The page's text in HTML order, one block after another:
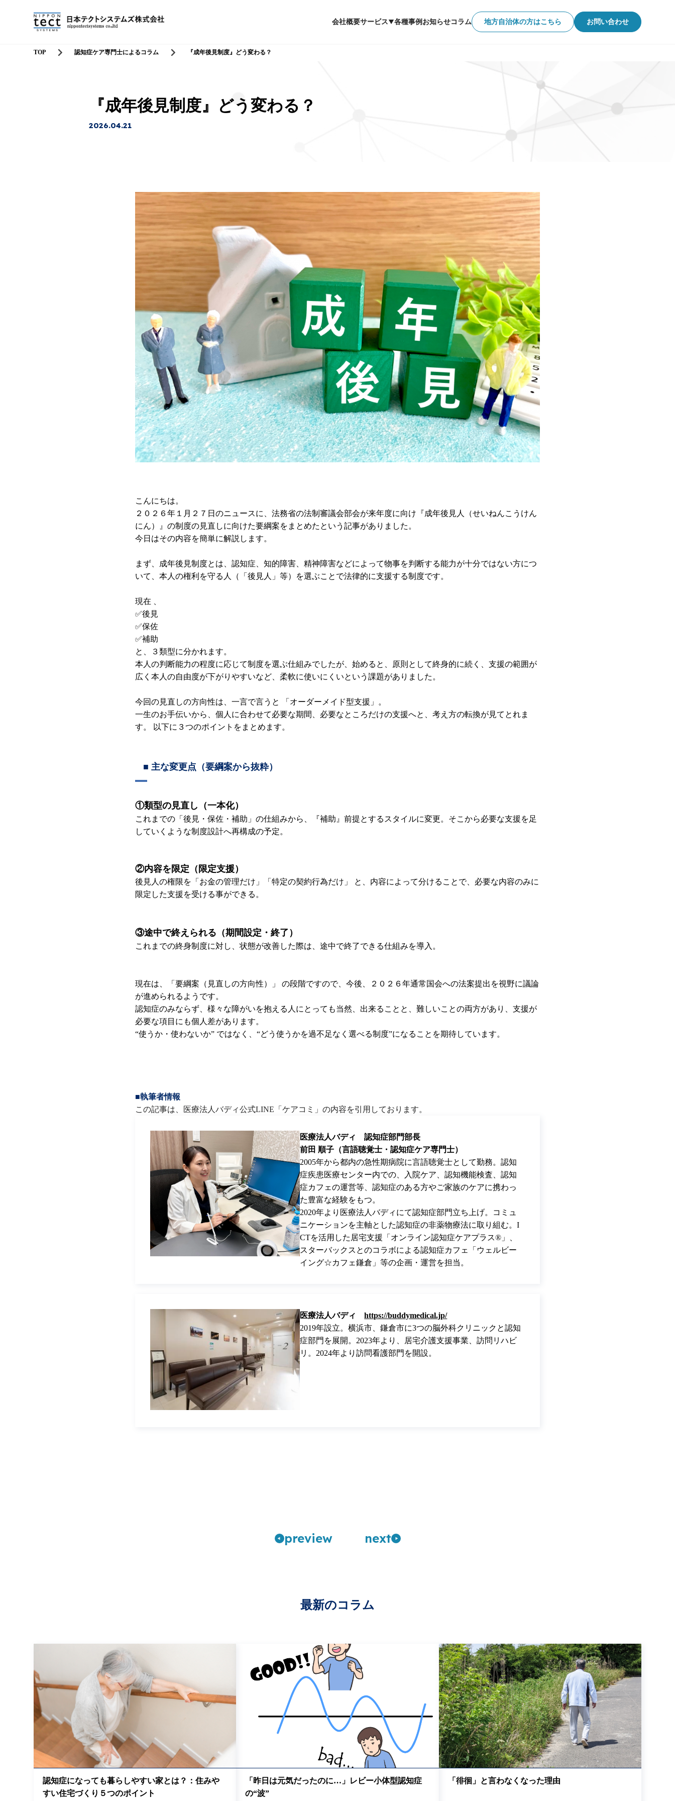
会社概要サービス 各種事例 お知らせコラム 地方自治体の方はこちら お問い合わせ
TOP 認知症ケア専門士によるコラム 『成年後見制度』どう変わる？
『成年後見制度』どう変わる？
2026.04.21
こんにちは。
２０２６年１月２７日のニュースに、法務省の法制審議会部会が来年度に向け『成年後見人（せいねんこうけん
にん）』の制度の見直しに向けた要綱案をまとめたという記事がありました。
今日はその内容を簡単に解説します。
まず、成年後見制度とは、認知症、知的障害、精神障害などによって物事を判断する能力が十分ではない方につ
いて、本人の権利を守る人（「後見人」等）を選ぶことで法律的に支援する制度です。
現在 、
✅後見
✅保佐
✅補助
と、３類型に分かれます。
本人の判断能力の程度に応じて制度を選ぶ仕組みでしたが、始めると、原則として終身的に続く、支援の範囲が
広く本人の自由度が下がりやすいなど、柔軟に使いにくいという課題がありました。
今回の見直しの方向性は、一言で言うと 「オーダーメイド型支援」。
一生のお手伝いから、個人に合わせて必要な期間、必要なところだけの支援へと、考え方の転換が見てとれま
す。 以下に３つのポイントをまとめます。
■ 主な変更点（要綱案から抜粋）
①類型の見直し（一本化）
これまでの「後見・保佐・補助」の仕組みから、『補助』前提とするスタイルに変更。そこから必要な支援を足
していくような制度設計へ再構成の予定。
②内容を限定（限定支援）
後見人の権限を「お金の管理だけ」「特定の契約行為だけ」 と、内容によって分けることで、必要な内容のみに
限定した支援を受ける事ができる。
③途中で終えられる（期間設定・終了）
これまでの終身制度に対し、状態が改善した際は、途中で終了できる仕組みを導入。
現在は、「要綱案（見直しの方向性）」 の段階ですので、今後、２０２６年通常国会への法案提出を視野に議論
が進められるようです。
認知症のみならず、様々な障がいを抱える人にとっても当然、出来ることと、難しいことの両方があり、支援が
必要な項目にも個人差があります。
“使うか・使わないか” ではなく、“どう使うかを過不足なく選べる制度”になることを期待しています。
■執筆者情報
この記事は、医療法人バディ公式LINE「ケアコミ」の内容を引用しております。
医療法人バディ 認知症部門部長
前田 順子（言語聴覚士・認知症ケア専門士）
2005年から都内の急性期病院に言語聴覚士として勤務。認知
症疾患医療センター内での、入院ケア、認知機能検査、認知
症カフェの運営等、認知症のある方やご家族のケアに携わっ
た豊富な経験をもつ。
2020年より医療法人バディにて認知症部門立ち上げ。コミュ
ニケーションを主軸とした認知症の非薬物療法に取り組む。I
CTを活用した居宅支援「オンライン認知症ケアプラス® 」、
スターバックスとのコラボによる認知症カフェ「ウェルビー
イング☆カフェ鎌倉」等の企画・運営を担当。
医療法人バディhttps://buddymedical.jp/
2019年設立。横浜市、鎌倉市に3つの脳外科クリニックと認知
症部門を展開。2023年より、居宅介護支援事業、訪問リハビ
リ。2024年より訪問看護部門を開設。
preview next
最新のコラム
認知症になっても暮らしやすい家とは？：住みや
すい住宅づくり５つのポイント
「昨日は元気だったのに…」レビー小体型認知症
の“波”
「徘徊」と言わなくなった理由